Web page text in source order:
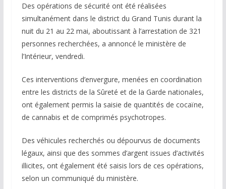
Des opérations de sécurité ont été réalisées
simultanément dans le district du Grand Tunis durant la
nuit du 21 au 22 mai, aboutissant à l’arrestation de 321
personnes recherchées, a annoncé le ministère de
l’Intérieur, vendredi.
Ces interventions d’envergure, menées en coordination
entre les districts de la Sûreté et de la Garde nationales,
ont également permis la saisie de quantités de cocaïne,
de cannabis et de comprimés psychotropes.
Des véhicules recherchés ou dépourvus de documents
légaux, ainsi que des sommes d’argent issues d’activités
illicites, ont également été saisis lors de ces opérations,
selon un communiqué du ministère.